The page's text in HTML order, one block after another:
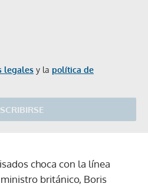
legales y la política de
choca con la línea
británico, Boris